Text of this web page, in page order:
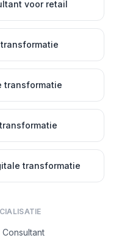
voor retail
transformatie
transformatie